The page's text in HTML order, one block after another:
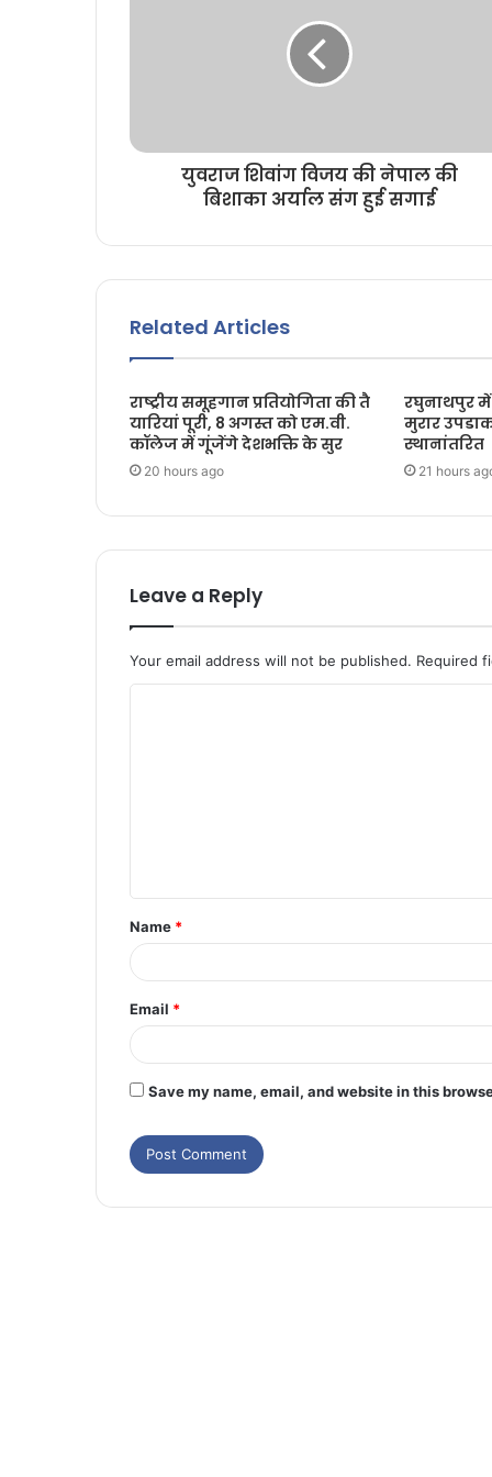
युवराज शिवांग विजय की नेपाल की
बिशाका अर्याल संग हुई सगाई
Related Articles
राष्ट्रीय समूहगान प्रतियोगिता की तै
यारियां पूरी, 8 अगस्त को एम.वी.
कॉलेज में गूंजेंगे देशभक्ति के सुर
20 hours ago
रघुनाथपुर
मुरार
स्थानांतरित
21 hours
Leave a Reply
Your email address will not be published. Required
Name *
Email *
Save my name, email, and website in this